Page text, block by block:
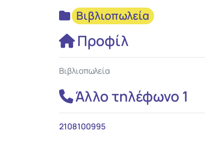
Βιβλιοπωλεία
Προφίλ
Βιβλιοπωλεία
Άλλο τηλέφωνο 1
2108100995